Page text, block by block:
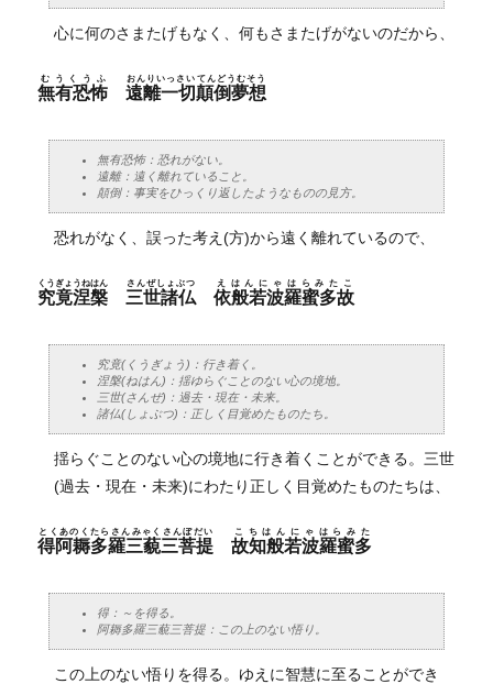
心に何のさまたげもなく、何もさまたげがないのだから、
無有恐怖
むうくうふ
遠離一切顛倒夢想
おんりいっさいてんどうむそう
無有恐怖：恐れがない。
遠離：遠く離れていること。
顛倒：事実をひっくり返したようなものの見方。
恐れがなく、誤った考え(方)から遠く離れているので、
究竟涅槃
くうぎょうねはん
三世諸仏
さんぜしょぶつ
依般若波羅蜜多故
えはんにゃはらみたこ
究竟(くうぎょう)：行き着く。
涅槃(ねはん)：揺ゆらぐことのない心の境地。
三世(さんぜ)：過去・現在・未来。
諸仏(しょぶつ)：正しく目覚めたものたち。
揺らぐことのない心の境地に行き着くことができる。三世
(過去・現在・未来)にわたり正しく目覚めたものたちは、
得阿耨多羅三藐三菩提
とくあのくたらさんみゃくさんぼだい
故知般若波羅蜜多
こちはんにゃはらみた
得：～を得る。
阿耨多羅三藐三菩提：この上のない悟り。
この上のない悟りを得る。ゆえに智慧に至ることができ